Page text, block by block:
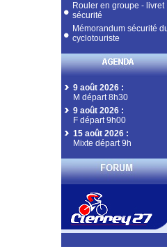
Rouler en groupe - livret
sécurité
Mémorandum sécurité
cyclotouriste
9 août 2026 :
M départ 8h30
9 août 2026 :
F départ 9h00
15 août 2026 :
Mixte départ 9h